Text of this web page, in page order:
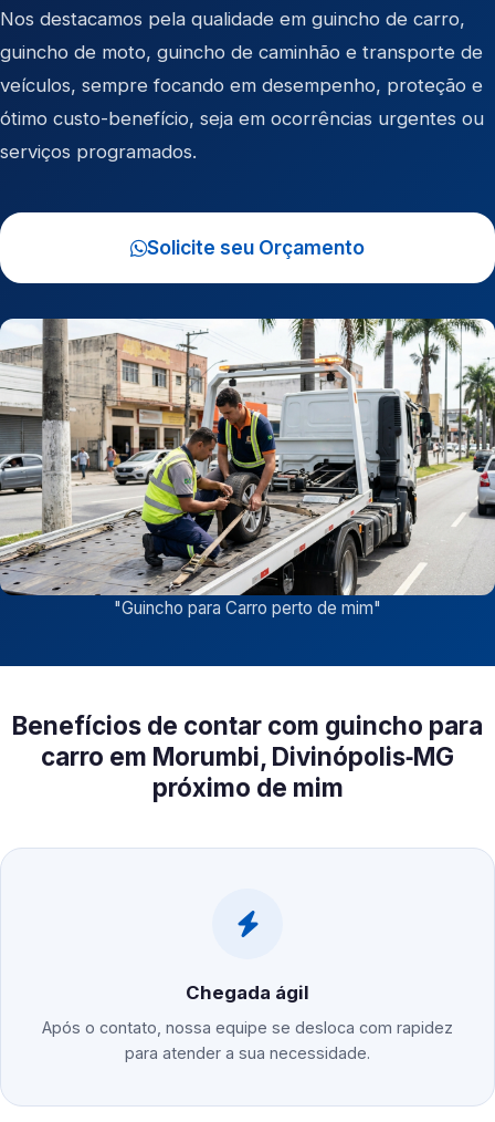
Nos destacamos pela qualidade em guincho de carro,
guincho de moto, guincho de caminhão e transporte de
veículos, sempre focando em desempenho, proteção e
ótimo custo-benefício, seja em ocorrências urgentes ou
serviços programados.
Solicite seu Orçamento
"Guincho para Carro perto de mim"
Benefícios de contar com guincho para
carro em Morumbi, Divinópolis‑MG
próximo de mim
Chegada ágil
Após o contato, nossa equipe se desloca com rapidez
para atender a sua necessidade.